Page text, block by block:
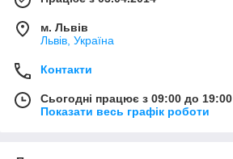
м. Львів
Львів, Україна
Контакти
Сьогодні працює з 09:00 до 19:00
Показати весь графік роботи